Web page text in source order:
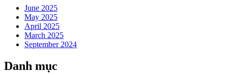
June 2025
May 2025
April 2025
March 2025
September 2024
Danh mục